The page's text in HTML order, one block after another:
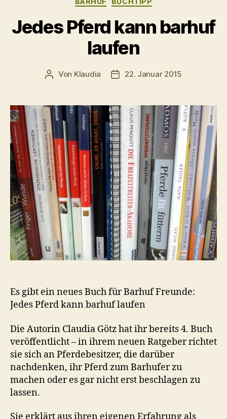
Jenny
&
Jedes Pferd kann barhuf
laufen
Beitragsautor
Von Klaudia Veröffentlichungsdatum
22. Januar 2015
Es gibt ein neues Buch für Barhuf Freunde:
Jedes Pferd kann barhuf laufen
Die Autorin Claudia Götz hat ihr bereits 4. Buch
veröffentlicht – in ihrem neuen Ratgeber richtet
sie sich an Pferdebesitzer, die darüber
nachdenken, ihr Pferd zum Barhufer zu
machen oder es gar nicht erst beschlagen zu
lassen.